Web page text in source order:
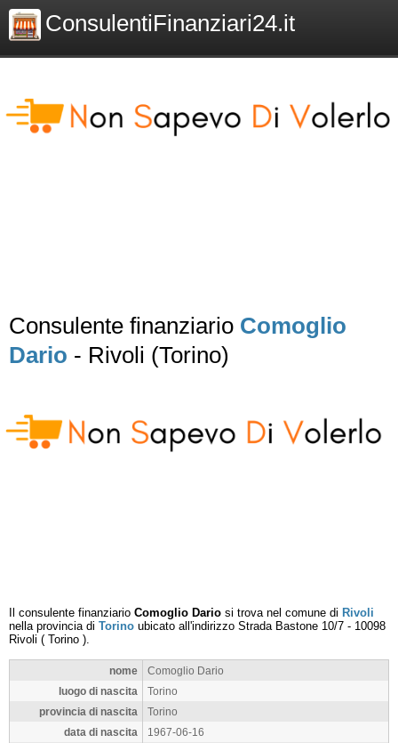
ConsulentiFinanziari24.it
Consulente finanziario Comoglio
Dario - Rivoli (Torino)
Il consulente finanziario Comoglio Dario si trova nel comune di Rivoli
nella provincia di Torino ubicato all'indirizzo Strada Bastone 10/7 - 10098
Rivoli ( Torino ).
nome
Comoglio Dario
luogo di nascita
Torino
provincia di nascita
Torino
data di nascita
1967-06-16